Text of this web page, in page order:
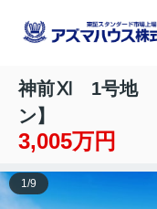
神前Ⅺ 1号地
ン】
3,005万円
1 /9